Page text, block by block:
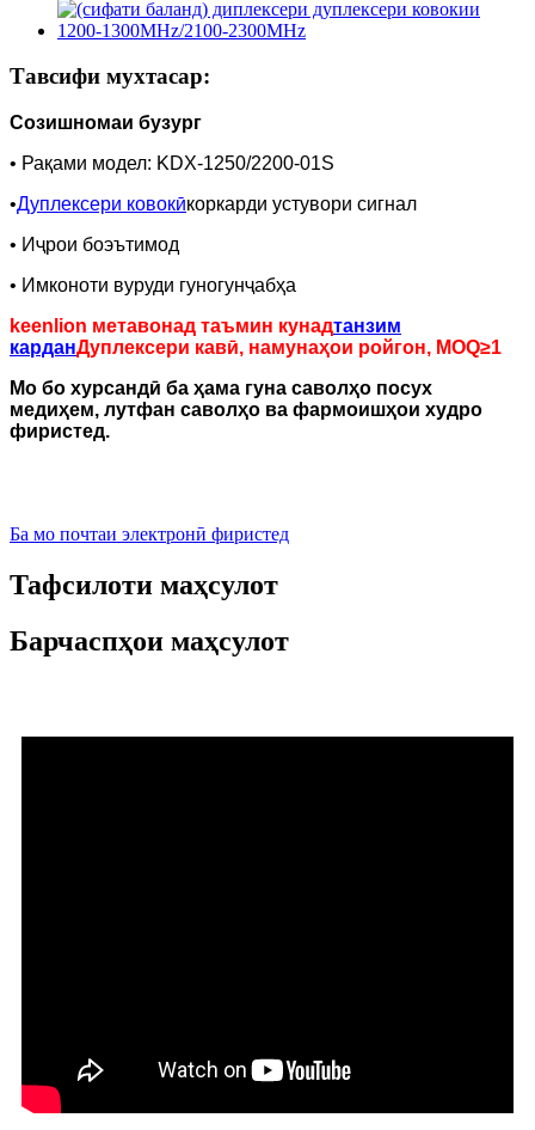
Тавсифи мухтасар:
Созишномаи бузург
• Рақами модел: KDX-1250/2200-01S
•Дуплексери ковокӣкоркарди устувори сигнал
• Иҷрои боэътимод
• Имконоти вуруди гуногунҷабҳа
keenlion метавонад таъмин кунадтанзим
карданДуплексери кавӣ, намунаҳои ройгон, MOQ≥1
Мо бо хурсандӣ ба ҳама гуна саволҳо посух
медиҳем, лутфан саволҳо ва фармоишҳои худро
фиристед.
Ба мо почтаи электронӣ фиристед
Тафсилоти маҳсулот
Барчаспҳои маҳсулот